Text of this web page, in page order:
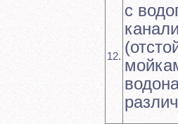
12.
с